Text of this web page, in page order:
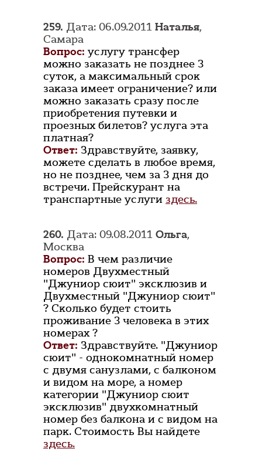
259. Дата: 06.09.2011 Наталья,
Самара
Вопрос: услугу трансфер
можно заказать не позднее 3
суток, а максимальный срок
заказа имеет ограничение? или
можно заказать сразу после
приобретения путевки и
проезных билетов? услуга эта
платная?
Ответ: Здравствуйте, заявку,
можете сделать в любое время,
но не позднее, чем за 3 дня до
встречи. Прейскурант на
транспартные услуги здесь.
260. Дата: 09.08.2011 Ольга,
Москва
Вопрос: В чем различие
номеров Двухместный
"Джуниор сюит" эксклюзив и
Двухместный "Джуниор сюит"
? Сколько будет стоить
проживание 3 человека в этих
номерах ?
Ответ: Здравствуйте. "Джуниор
сюит" - однокомнатный номер
с двумя санузлами, с балконом
и видом на море, а номер
категории "Джуниор сюит
эксклюзив" двухкомнатный
номер без балкона и с видом на
парк. Стоимость Вы найдете
здесь.